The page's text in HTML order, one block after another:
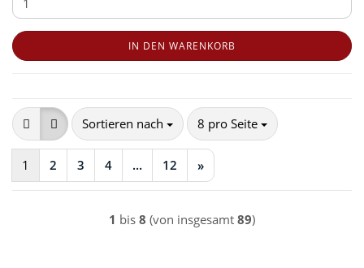
IN DEN WARENKORB
Sortieren nach
Sortieren nach 8 pro Seite
pro Seite
1 2 3 4 ... 12 »
1 bis 8 (von insgesamt 89)